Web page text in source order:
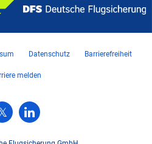
Datenschutz Barrierefreiheit
melden